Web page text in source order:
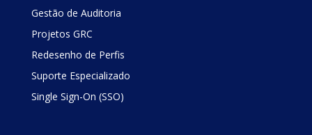
Gestão de Auditoria
Projetos GRC
Redesenho de Perfis
Suporte Especializado
Single Sign-On (SSO)